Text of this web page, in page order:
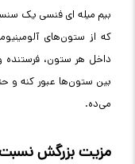
بیم میله‌ ای فنسی یک
که از ستون‌های
داخل هر ستون، فرستنده و
می‌ده.
مزیت بزرگش